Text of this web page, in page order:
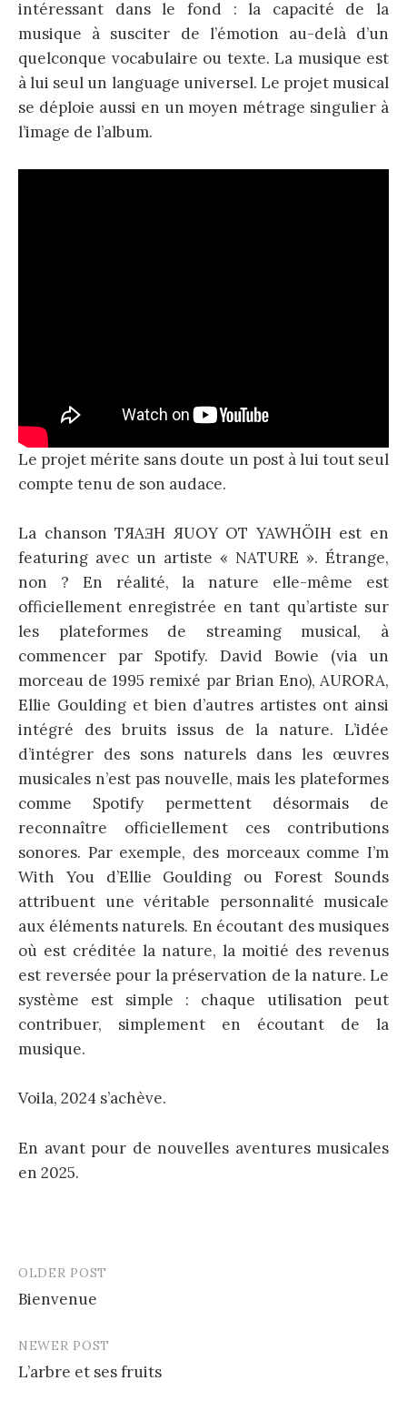
intéressant dans le fond : la capacité de la
musique à susciter de l’émotion au-delà d’un
quelconque vocabulaire ou texte. La musique est
à lui seul un language universel. Le projet musical
se déploie aussi en un moyen métrage singulier à
l’image de l’album.
Le projet mérite sans doute un post à lui tout seul
compte tenu de son audace.
La chanson TЯAƎH ЯUOY OT YAWHÖIH est en
featuring avec un artiste « NATURE ». Étrange,
non ? En réalité, la nature elle-même est
officiellement enregistrée en tant qu’artiste sur
les plateformes de streaming musical, à
commencer par Spotify. David Bowie (via un
morceau de 1995 remixé par Brian Eno), AURORA,
Ellie Goulding et bien d’autres artistes ont ainsi
intégré des bruits issus de la nature. L’idée
d’intégrer des sons naturels dans les œuvres
musicales n’est pas nouvelle, mais les plateformes
comme Spotify permettent désormais de
reconnaître officiellement ces contributions
sonores. Par exemple, des morceaux comme I’m
With You d’Ellie Goulding ou Forest Sounds
attribuent une véritable personnalité musicale
aux éléments naturels. En écoutant des musiques
où est créditée la nature, la moitié des revenus
est reversée pour la préservation de la nature. Le
système est simple : chaque utilisation peut
contribuer, simplement en écoutant de la
musique.
Voila, 2024 s’achève.
En avant pour de nouvelles aventures musicales
en 2025.
Post
navigation
OLDER POST
Bienvenue
NEWER POST
L’arbre et ses fruits